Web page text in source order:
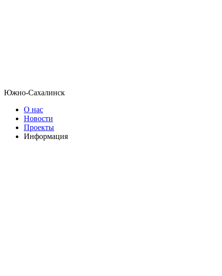
Южно-Сахалинск
О нас
Новости
Проекты
Информация